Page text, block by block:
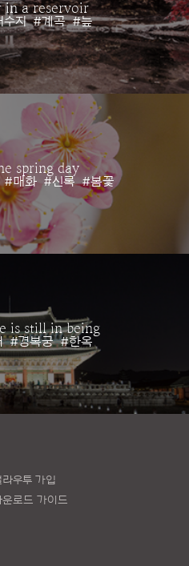
in a reservoir
수지 #계곡 #늪
spring day
#매화 #신록 #봄꽃
is still in being
#경복궁 #한옥
라우투 가입
운로드 가이드